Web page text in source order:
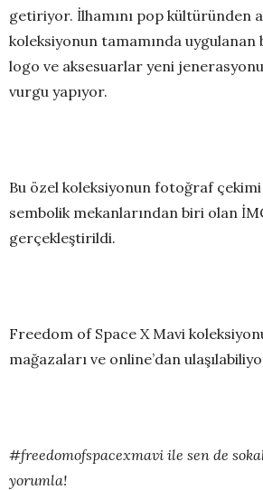
getiriyor. İlhamını pop kültüründen
koleksiyonun tamamında uygulanan
logo ve aksesuarlar yeni
vurgu yapıyor.
Bu özel koleksiyonun fotoğraf çekimi
sembolik mekanlarından biri olan
gerçekleştirildi.
Freedom of Space X Mavi
mağazaları ve online’dan
#freedomofspacexmavi ile sen de
yorumla!